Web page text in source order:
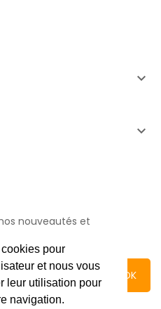
pour
et nous vous
leur utilisation pour
navigation.
keyboard_arrow_down
keyboard_arrow_down
nouveautés et